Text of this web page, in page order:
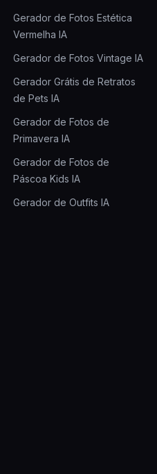
Gerador de Fotos Estética
Vermelha IA
Gerador de Fotos Vintage IA
Gerador Grátis de Retratos
de Pets IA
Gerador de Fotos de
Primavera IA
Gerador de Fotos de
Páscoa Kids IA
Gerador de Outfits IA